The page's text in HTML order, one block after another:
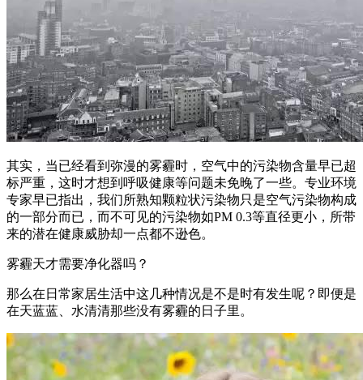
其实，当已经看到弥漫的雾霾时，空气中的污染物含量早已超
标严重，这时才想到呼吸健康等问题未免晚了一些。专业环境
专家早已指出，我们所熟知颗粒状污染物只是空气污染物构成
的一部分而已，而不可见的污染物如PM 0.3等直径更小，所带
来的潜在健康威胁却一点都不逊色。
雾霾天才需要净化器吗？
那么在日常家居生活中这几种情况是不是时有发生呢？即便是
在天蓝蓝、水清清那些没有雾霾的日子里。